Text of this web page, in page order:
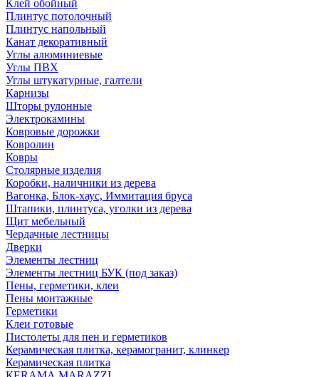
Клей обойный
Плинтус потолочный
Плинтус напольный
Канат декоративный
Углы алюминиевые
Углы ПВХ
Углы штукатурные, галтели
Карнизы
Шторы рулонные
Электрокамины
Ковровые дорожки
Ковролин
Ковры
Столярные изделия
Коробки, наличники из дерева
Вагонка, Блок-хаус, Иммитация бруса
Штапики, плинтуса, уголки из дерева
Щит мебельный
Чердачные лестницы
Дверки
Элементы лестниц
Элементы лестниц БУК (под заказ)
Пены, герметики, клеи
Пены монтажные
Герметики
Клеи готовые
Пистолеты для пен и герметиков
Керамическая плитка, керамогранит, клинкер
Керамическая плитка